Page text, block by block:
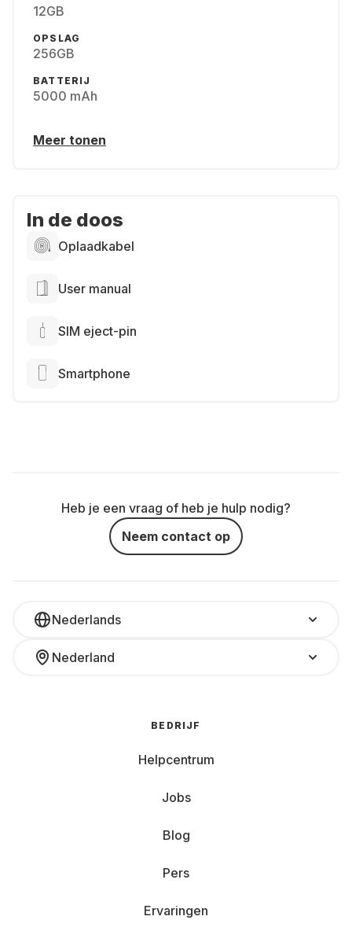
12GB
OPSLAG
256GB
BATTERIJ
5000 mAh
Meer tonen
In de doos
Oplaadkabel
User manual
SIM eject-pin
Smartphone
Heb je een vraag of heb je hulp nodig?
Neem contact op
Nederlands
Nederland
BEDRIJF
Helpcentrum
Jobs
Blog
Pers
Ervaringen